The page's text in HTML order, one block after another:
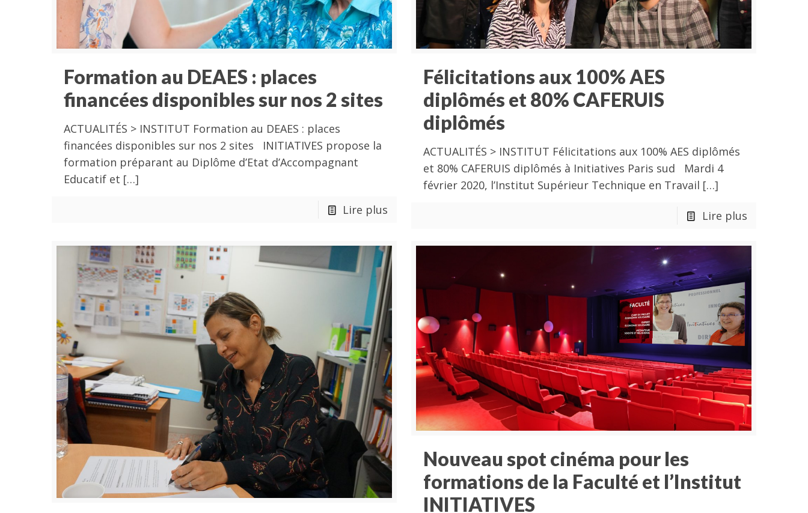
Formation au DEAES : places
financées disponibles sur nos 2 sites
ACTUALITÉS > INSTITUT Formation au DEAES : places
financées disponibles sur nos 2 sites INITIATIVES propose la
formation préparant au Diplôme d’Etat d’Accompagnant
Educatif et […]
Lire plus
Félicitations aux 100% AES
diplômés et 80% CAFERUIS
diplômés
ACTUALITÉS > INSTITUT Félicitations aux 100% AES diplômés
et 80% CAFERUIS diplômés à Initiatives Paris sud Mardi 4
février 2020, l’Institut Supérieur Technique en Travail […]
Lire plus
Nouveau spot cinéma pour les
formations de la Faculté et l’Institut
INITIATIVES